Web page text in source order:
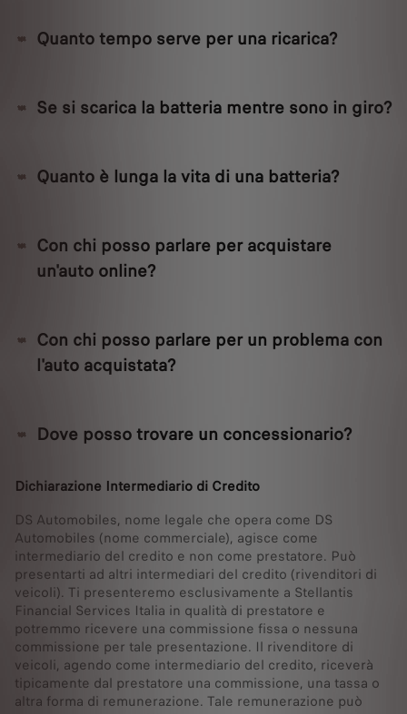
Quanto tempo serve per una ricarica?
Se si scarica la batteria mentre sono in giro?
Quanto è lunga la vita di una batteria?
Con chi posso parlare per acquistare
un'auto online?
Con chi posso parlare per un problema con
l'auto acquistata?
Dove posso trovare un concessionario?
Dichiarazione Intermediario di Credito
DS Automobiles, nome legale che opera come DS
Automobiles (nome commerciale), agisce come
intermediario del credito e non come prestatore. Può
presentarti ad altri intermediari del credito (rivenditori di
veicoli). Ti presenteremo esclusivamente a Stellantis
Financial Services Italia in qualità di prestatore e
potremmo ricevere una commissione fissa o nessuna
commissione per tale presentazione. Il rivenditore di
veicoli, agendo come intermediario del credito, riceverà
tipicamente dal prestatore una commissione, una tassa o
altra forma di remunerazione. Tale remunerazione può